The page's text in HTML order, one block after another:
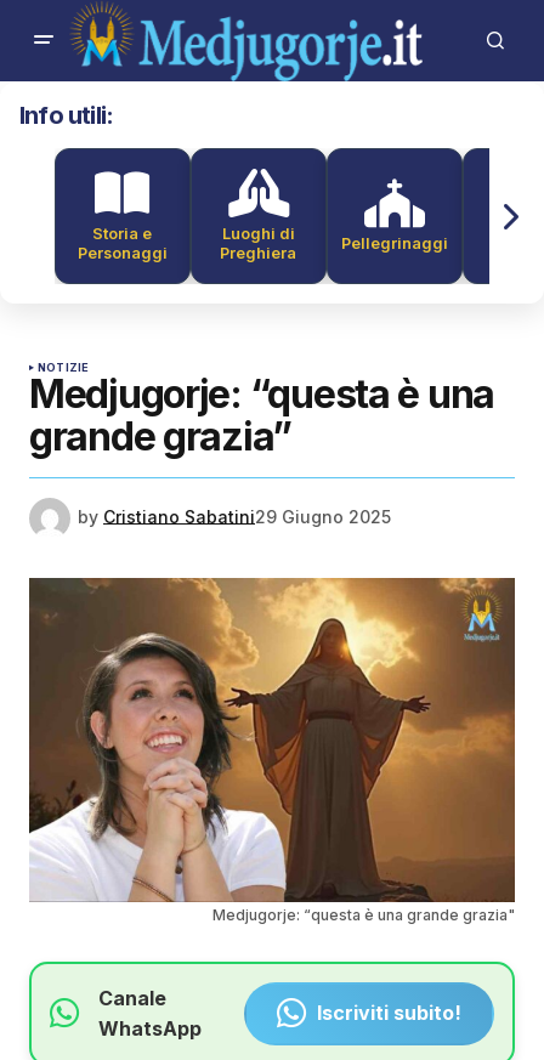
Info utili:
Storia e
Personaggi
Luoghi di
Preghiera
Pellegrinaggi
NOTIZIE
Medjugorje: “questa è una
grande grazia”
by Cristiano Sabatini29 Giugno 2025
Medjugorje: “questa è una grande grazia"
Canale
WhatsApp
Iscriviti subito!